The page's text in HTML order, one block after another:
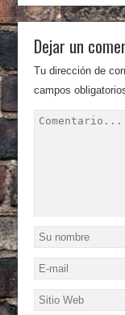
Dejar un
Tu dirección de
campos